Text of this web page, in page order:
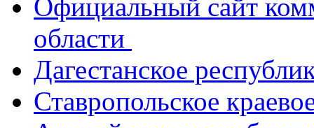
Официальный сайт
области
Дагестанское
Ставропольское